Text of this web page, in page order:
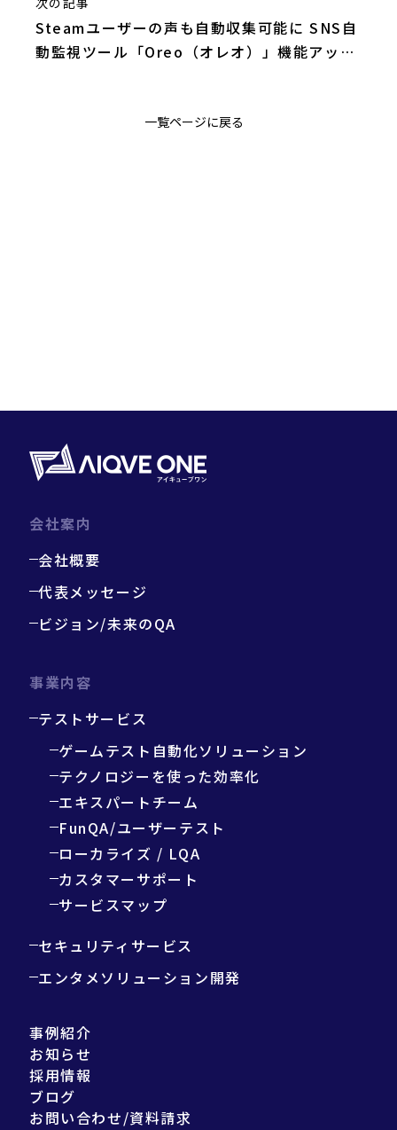
Steamユーザーの声も自動収集可能に SNS自
動監視ツール「Oreo（オレオ）」機能アップ
一覧ページに戻る
会社案内
会社概要
代表メッセージ
ビジョン/未来のQA
事業内容
テストサービス
ゲームテスト自動化ソリューション
テクノロジーを使った効率化
エキスパートチーム
FunQA/ユーザーテスト
ローカライズ / LQA
カスタマーサポート
サービスマップ
セキュリティサービス
エンタメソリューション開発
事例紹介
お知らせ
採用情報
ブログ
お問い合わせ/資料請求